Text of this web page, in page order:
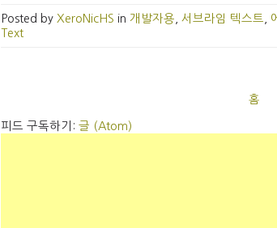
Posted by XeroNicHS in 개발자용 서브라임 텍스트
Text
홈
피드 구독하기: 글 (Atom)